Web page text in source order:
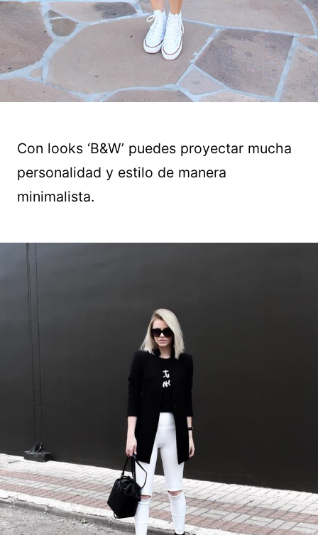
Con looks ‘B&W’ puedes proyectar mucha
personalidad y estilo de manera
minimalista.